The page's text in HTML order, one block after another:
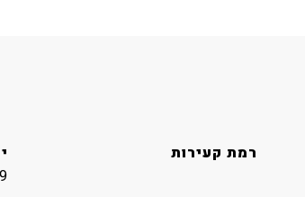
רמת קעירות